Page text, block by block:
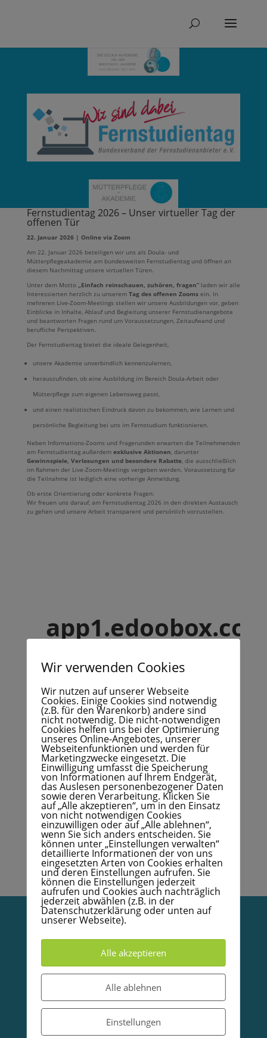
Fernstudientag 2026 – Unser virtueller Tag der
offenen Tür
22. Januar 2026 | Online via Zoom
Am 22. Januar 2026 beteiligen wir uns als Doula- und
Mütterpflegeakademie am bundesweiten Fernstudientag und öffnen an
diesem Nachmittag unsere virtuellen Türen.
Unter dem Motto „Einfach reinschauen, zuhören, fragen“laden wir alle
Interessierten herzlich zu unserem Tag des offenen Zoomsein. In
mehreren Live-Zoom-Meetings stellen wir unsere Ausbildungen vor, geben
Einblicke in Inhalte, Ablauf und Begleitung unserer Fernstudienangebote
und beantworten Fragen rund um Voraussetzungen, Zeitaufwand und
berufliche Perspektiven.
Der Fernstudientag bietet die ideale Gelegenheit,
unsere Akademie unverbindlich kennenzulernen,
herauszufinden, ob eine Ausbildung im Bereich Doula-Arbeit oder
Mütterpflege zum eigenen Lebensweg passt,
und einen realistischen Eindruck davon zu bekommen, wie Lernen und
persönliche Begleitung bei uns im Fernstudium funktionieren.
Neben Informations-Zooms und Fragerunden erwarten die Teilnehmenden
am Fernstudientag außerdem exklusive Aktionen, darunter
Gewinnspiele, Verlosungen und besondere Rabatte, die ausschließlich
im Rahmen der Live-Zoom-Meetings vergeben werden. Voraussetzung für
die Teilnahme ist lediglich eine vorherige Anmeldung.
Ob erste Orientierung oder konkrete Fragen:
Wir freuen uns darauf, am Fernstudientag 2026 in den direkten Austausch
zu gehen und unsere Arbeit transparent und persönlich vorzustellen.
Datenschutzerklärung
AGB
Papierzertifikat mit Goldrand – Bestellformular
Wir verwenden Cookies
Wir nutzen auf unserer Webseite
Cookies. Einige Cookies sind notwendig
(z.B. für den Warenkorb) andere sind
nicht notwendig. Die nicht-notwendigen
Cookies helfen uns bei der Optimierung
unseres Online-Angebotes, unserer
Webseitenfunktionen und werden für
Marketingzwecke eingesetzt. Die
Einwilligung umfasst die Speicherung
von Informationen auf Ihrem Endgerät,
das Auslesen personenbezogener Daten
sowie deren Verarbeitung. Klicken Sie
auf „Alle akzeptieren“, um in den Einsatz
von nicht notwendigen Cookies
einzuwilligen oder auf „Alle ablehnen“,
wenn Sie sich anders entscheiden. Sie
können unter „Einstellungen verwalten“
detaillierte Informationen der von uns
eingesetzten Arten von Cookies erhalten
und deren Einstellungen aufrufen. Sie
können die Einstellungen jederzeit
aufrufen und Cookies auch nachträglich
jederzeit abwählen (z.B. in der
Datenschutzerklärung oder unten auf
unserer Webseite).
Alle akzeptieren
Alle ablehnen
Einstellungen